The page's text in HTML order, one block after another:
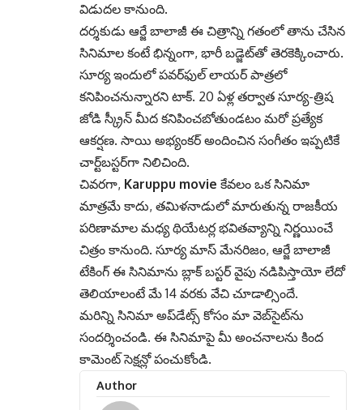
విడుదల కానుంది.
దర్శకుడు ఆర్జే బాలాజీ ఈ చిత్రాన్ని గతంలో తాను చేసిన
సినిమాల కంటే భిన్నంగా, భారీ బడ్జెట్‌తో తెరకెక్కించారు.
సూర్య ఇందులో పవర్‌ఫుల్ లాయర్ పాత్రలో
కనిపించనున్నారని టాక్. 20 ఏళ్ల తర్వాత సూర్య-త్రిష
జోడి స్క్రీన్ మీద కనిపించబోతుండటం మరో ప్రత్యేక
ఆకర్షణ. సాయి అభ్యంకర్ అందించిన సంగీతం ఇప్పటికే
చార్ట్‌బస్టర్‌గా నిలిచింది.
చివరగా, Karuppu movie కేవలం ఒక సినిమా
మాత్రమే కాదు, తమిళనాడులో మారుతున్న రాజకీయ
పరిణామాల మధ్య థియేటర్ల భవితవ్యాన్ని నిర్ణయించే
చిత్రం కానుంది. సూర్య మాస్ మేనరిజం, ఆర్జే బాలాజీ
టేకింగ్ ఈ సినిమాను బ్లాక్ బస్టర్ వైపు నడిపిస్తాయో లేదో
తెలియాలంటే మే 14 వరకు వేచి చూడాల్సిందే.
మరిన్ని సినిమా అప్‌డేట్స్ కోసం మా వెబ్‌సైట్‌ను
సందర్శించండి. ఈ సినిమాపై మీ అంచనాలను కింద
కామెంట్ సెక్షన్లో పంచుకోండి.
Author